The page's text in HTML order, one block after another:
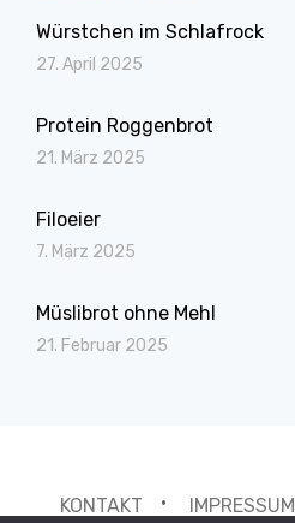
Würstchen im Schlafrock
27. April 2025
Protein Roggenbrot
21. März 2025
Filoeier
7. März 2025
Müslibrot ohne Mehl
21. Februar 2025
KONTAKT IMPRESSUM